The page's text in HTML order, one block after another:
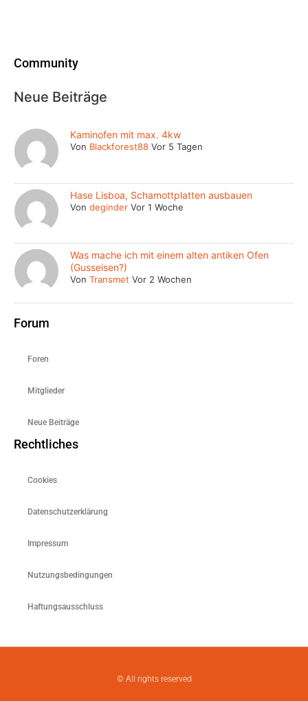
Community
Neue Beiträge
Kaminofen mit max. 4kw
Von Blackforest88 Vor 5 Tagen
Hase Lisboa, Schamottplatten ausbauen
Vondeginder Vor 1 Woche
Was mache ich mit einem alten antiken Ofen
(Gusseisen?)
VonTransmet Vor 2 Wochen
Forum
Foren
Mitglieder
Neue Beiträge
Rechtliches
Cookies
Datenschutzerklärung
Impressum
Nutzungsbedingungen
Haftungsausschluss
© All rights reserved